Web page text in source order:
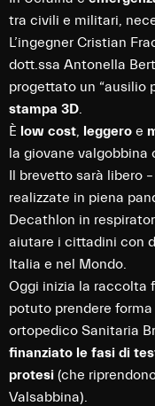
tra civili e militari,
L’ingegner Cristian
dott.ssa Antonella
progettato un “ausilio
stampa 3D
È low cost leggero e
la giovane valgobbina
Il brevetto sarà libero
realizzate in piena
Decathlon in
aiutare i cittadini con
Italia e nel Mondo.
Oggi inizia la raccolta
potuto prendere
ortopedico Sanitaria
finanziato le fasi di
protesi (che
Valsabbina).